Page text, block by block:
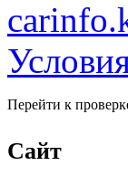
Перейти к
Сайт